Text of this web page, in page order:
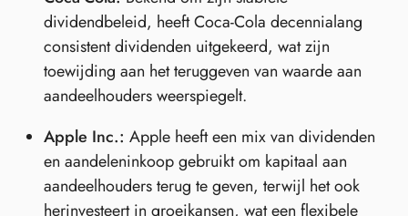
dividendbeleid, heeft Coca-Cola decennialang
consistent dividenden uitgekeerd, wat zijn
toewijding aan het teruggeven van waarde aan
aandeelhouders weerspiegelt.
Apple Inc.: Apple heeft een mix van dividenden
en aandeleninkoop gebruikt om kapitaal aan
aandeelhouders terug te geven, terwijl het ook
herinvesteert in groeikansen, wat een flexibele